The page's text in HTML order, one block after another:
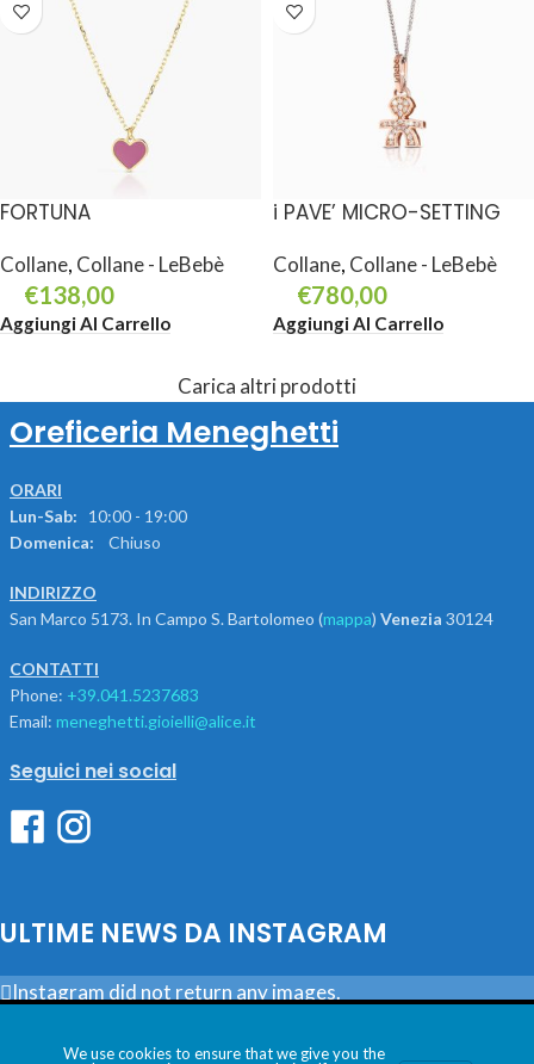
FORTUNA
Collane, Collane - LeBebè
€138,00
Aggiungi Al Carrello
i PAVE’ MICRO-SETTING
Collane, Collane - LeBebè
€780,00
Aggiungi Al Carrello
Carica altri prodotti
Oreficeria Meneghetti
ORARI
Lun-Sab: 10:00 - 19:00
Domenica:
Chiuso
INDIRIZZO
San Marco 5173. In Campo S. Bartolomeo (mappa) Venezia 30124
CONTATTI
Phone: +39.041.5237683
Email: meneghetti.gioielli@alice.it
Seguici nei social
ULTIME NEWS DA INSTAGRAM
Instagram did not return any images.
migliore esperienza sul nostro sito. Se continui ad utilizzare
We use cookies to ensure that we give you the